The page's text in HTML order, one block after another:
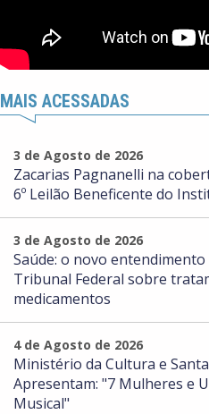
MAIS ACESSADAS
3 de Agosto de 2026
Zacarias Pagnanelli na
6º Leilão Beneficente do
3 de Agosto de 2026
Saúde: o novo
Tribunal Federal sobre
medicamentos
4 de Agosto de 2026
Ministério da Cultura e
Apresentam: "7 Mulheres e
Musical"